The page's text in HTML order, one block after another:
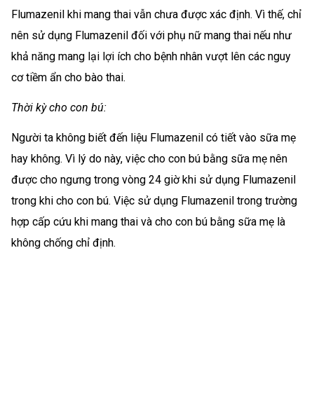
Flumazenil khi mang thai vẫn chưa được xác định. Vì thế, chỉ
nên sử dụng Flumazenil đối với phụ nữ mang thai nếu như
khả năng mang lại lợi ích cho bệnh nhân vượt lên các nguy
cơ tiềm ẩn cho bào thai.
Thời kỳ cho con bú:
Người ta không biết đến liệu Flumazenil có tiết vào sữa mẹ
hay không. Vì lý do này, việc cho con bú bằng sữa mẹ nên
được cho ngưng trong vòng 24 giờ khi sử dụng Flumazenil
trong khi cho con bú. Việc sử dụng Flumazenil trong trường
hợp cấp cứu khi mang thai và cho con bú bằng sữa mẹ là
không chống chỉ định.